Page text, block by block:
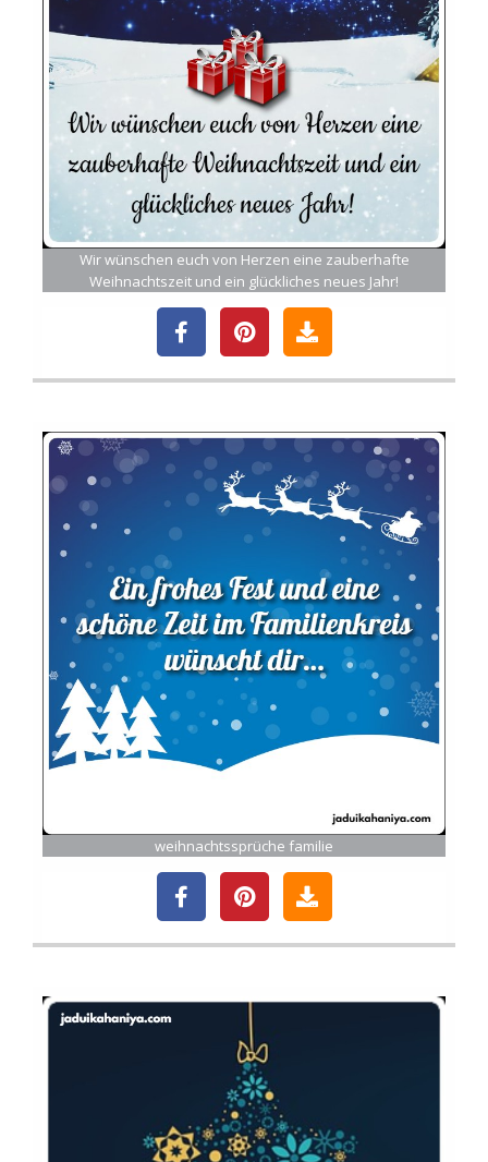
Wir wünschen euch von Herzen eine zauberhafte
Weihnachtszeit und ein glückliches neues Jahr!
weihnachtssprüche familie